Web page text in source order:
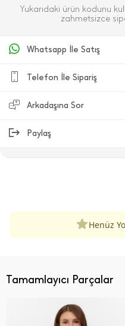
Yukarıdaki ürün kodunu
zahmetsizce
Whatsapp İle Satış
Telefon İle Sipariş
Arkadaşına Sor
Paylaş
Henüz
Tamamlayıcı Parçalar